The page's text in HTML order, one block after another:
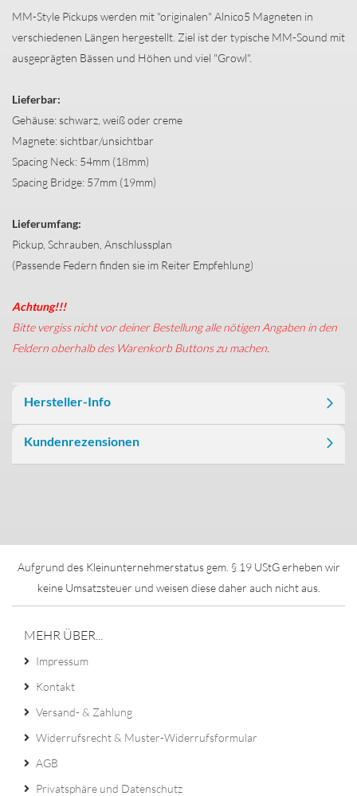
MM-Style Pickups werden mit "originalen" Alnico5 Magneten in
verschiedenen Längen hergestellt. Ziel ist der typische MM-Sound mit
ausgeprägten Bässen und Höhen und viel "Growl".
Lieferbar:
Gehäuse: schwarz, weiß oder creme
Magnete: sichtbar/unsichtbar
Spacing Neck: 54mm (18mm)
Spacing Bridge: 57mm (19mm)
Lieferumfang:
Pickup, Schrauben, Anschlussplan
(Passende Federn finden sie im Reiter Empfehlung)
Achtung!!!
Bitte vergiss nicht vor deiner Bestellung alle nötigen Angaben in den
Feldern oberhalb des Warenkorb Buttons zu machen.
Hersteller-Info
Kundenrezensionen
Aufgrund des Kleinunternehmerstatus gem. § 19 UStG erheben wir
keine Umsatzsteuer und weisen diese daher auch nicht aus.
MEHR ÜBER...
Impressum
Kontakt
Versand- & Zahlung
Widerrufsrecht & Muster-Widerrufsformular
AGB
Privatsphäre und Datenschutz